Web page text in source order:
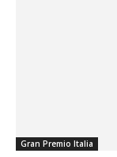
Gran Premio Italia